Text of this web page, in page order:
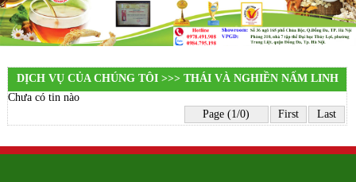
DỊCH VỤ CỦA CHÚNG TÔI >>> THÁI VÀ NGHIỀN NẤM LINH
Chưa có tin nào
Page (1/0)
First Last